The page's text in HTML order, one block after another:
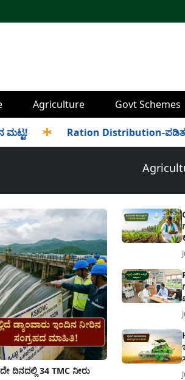
Agriculture Govt Schemes
✱ Ration Distribution-
ದಿನದಲ್ಲಿ 34 TMC ನೀರು